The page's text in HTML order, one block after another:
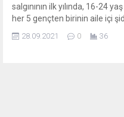
salgınının ilk yılında, 16-24
her 5 gençten birinin aile içi
İstatistik Kurumu’nun (CBS)
28.09.2021 0 36